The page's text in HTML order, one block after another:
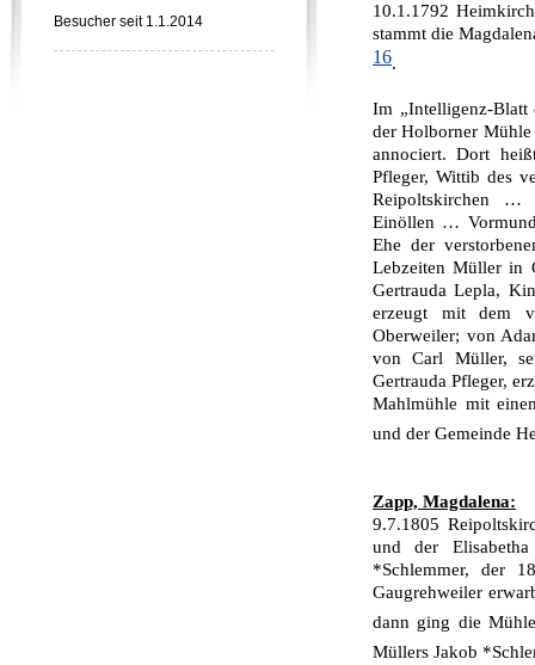
10.1.1792
stammt die
16.
Im „Intelligenz-Blatt
der Holborner Mühle
annociert. Dort
Pfleger, Wittib des
Reipoltskirchen …
Einöllen …
Ehe der
Lebzei­ten Müller
Gertrauda Lepla,
erzeugt mit dem
Oberweiler; von
von Carl Müller,
Gertrauda Pfleger,
Mahlmühle mit
und der Ge­meinde
Zapp, Magdalena:
9.7.1805
und der
*Schlemmer, der
Gaugrehweiler
dann ging die
Müllers Jakob
Besucher seit 1.1.2014